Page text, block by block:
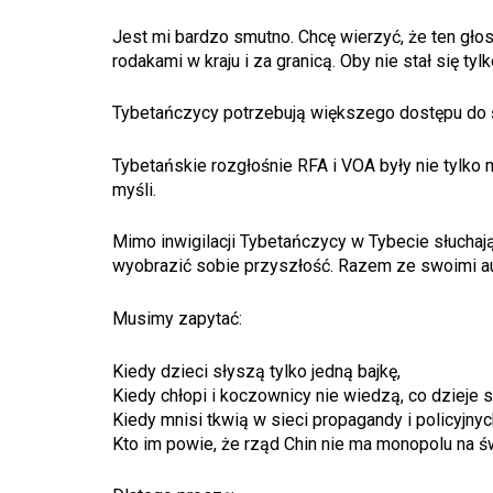
Jest mi bardzo smutno. Chcę wierzyć, że ten
rodakami w kraju i za granicą. Oby nie stał się
Tybetańczycy potrzebują większego dostępu do
Tybetańskie rozgłośnie RFA i VOA były nie
myśli.
Mimo inwigilacji Tybetańczycy w Tybecie
wyobrazić sobie przyszłość. Razem ze swoimi
Musimy zapytać:
Kiedy dzieci słyszą tylko jedną bajkę,
Kiedy chłopi i koczownicy nie wiedzą, co dzieje
Kiedy mnisi tkwią w sieci propagandy i
Kto im powie, że rząd Chin nie ma monopolu na